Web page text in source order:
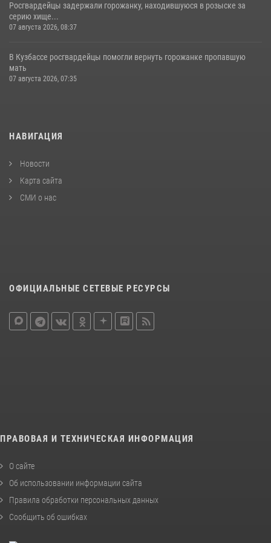
Росгвардейцы задержали горожанку, находившуюся в розыске за
серию хище...
07 августа 2026, 08:37
В Кузбассе росгвардейцы помогли вернуть горожанке пропавшую
мать
07 августа 2026, 07:35
НАВИГАЦИЯ
Новости
Карта сайта
СМИ о нас
ОФИЦИАЛЬНЫЕ СЕТЕВЫЕ РЕСУРСЫ
ПРАВОВАЯ И ТЕХНИЧЕСКАЯ ИНФОРМАЦИЯ
О сайте
Об использовании информации сайта
Правила обработки персональных данных
Сообщить об ошибках